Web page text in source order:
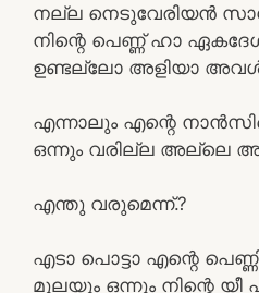
നല്ല നെടുവേരിയൻ
നിന്റെ പെണ്ണ് ഹാ
ഉണ്ടല്ലോ അളിയാ
എന്നാലും എന്റെ
ഒന്നും വരില്ല അല്ലെ
എന്തു വരുമെന്ന്.?
എടാ പൊട്ടാ എന്റെ
മുലയും ഒന്നും നിന്റെ